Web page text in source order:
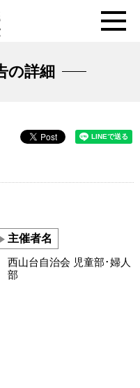
の詳細
主催者名
西山台自治会 児童部･婦人
部